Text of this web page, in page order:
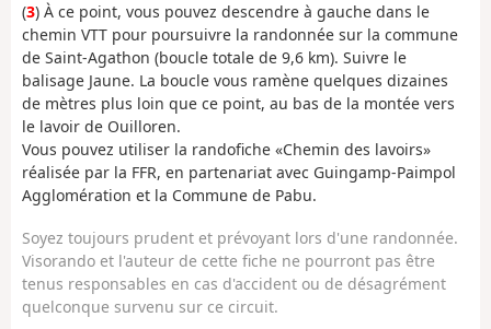
(3) À ce point, vous pouvez descendre à gauche dans le
chemin VTT pour poursuivre la randonnée sur la commune
de Saint-Agathon (boucle totale de 9,6 km). Suivre le
balisage Jaune. La boucle vous ramène quelques dizaines
de mètres plus loin que ce point, au bas de la montée vers
le lavoir de Ouilloren.
Vous pouvez utiliser la randofiche «Chemin des lavoirs»
réalisée par la FFR, en partenariat avec Guingamp-Paimpol
Agglomération et la Commune de Pabu.
Soyez toujours prudent et prévoyant lors d'une randonnée.
Visorando et l'auteur de cette fiche ne pourront pas être
tenus responsables en cas d'accident ou de désagrément
quelconque survenu sur ce circuit.